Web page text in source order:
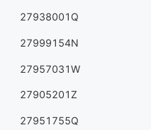
27938001Q
27999154N
27957031W
27905201Z
27951755Q